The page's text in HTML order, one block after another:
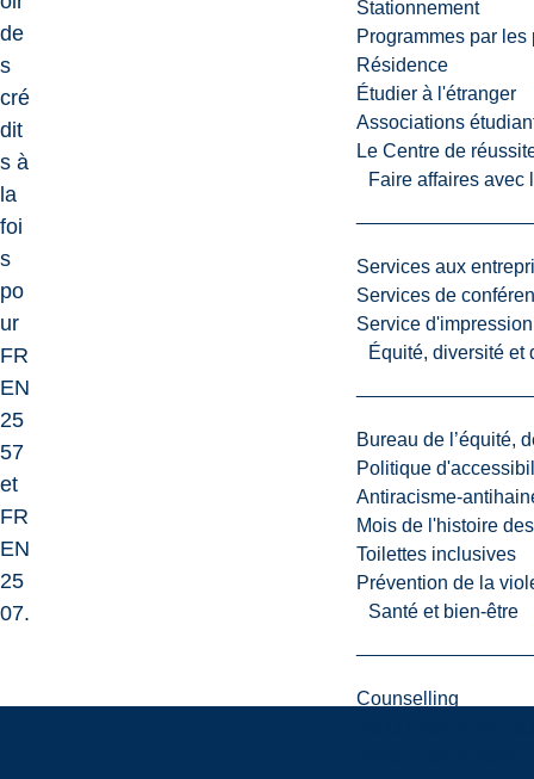
Stationnement
Programmes par les
Résidence
Étudier à l'étranger
Associations
Le Centre de
Faire affaires avec
Services aux
Services de
Service d'impression
Équité, diversité et
Bureau de l’équité,
Politique
Antiracisme-
Mois de l'histoire
Toilettes inclusives
Prévention de la
Santé et bien-être
Counselling
de
s
cré
dit
s à
la
foi
s
po
ur
FR
EN
25
57
et
FR
EN
25
07.